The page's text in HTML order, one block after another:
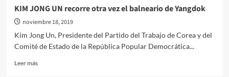
KIM JONG UN recorre otra vez el balneario de Yangdok
noviembre 18, 2019
Kim Jong Un, Presidente del Partido del Trabajo de Corea y del
Comité de Estado de la República Popular Democrática...
Leer másLeer